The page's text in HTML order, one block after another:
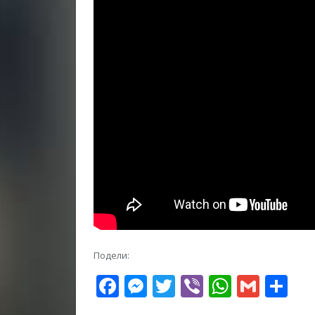
Подели:
Facebook
Messenger
Twitter
Viber Gmail